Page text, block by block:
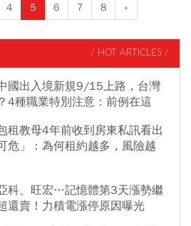
4 5 6 7 8 »
/ HOT ARTICLES /
國出入境新規9/15上路，台灣
4種職業特別注意：前例在這
租教母4年前收到房東私訊看出
危」：為何租約越多，風險越
科、旺宏…記憶體第3天漲勢繼
還賣！力積電漲停原因曝光